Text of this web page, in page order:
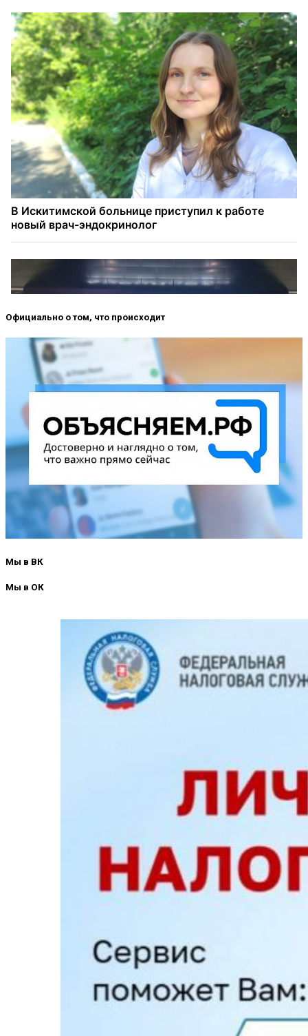
Официально о том, что происходит
Мы в ВК
Мы в ОК